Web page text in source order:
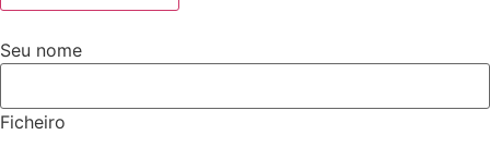
Seu nome
Ficheiro